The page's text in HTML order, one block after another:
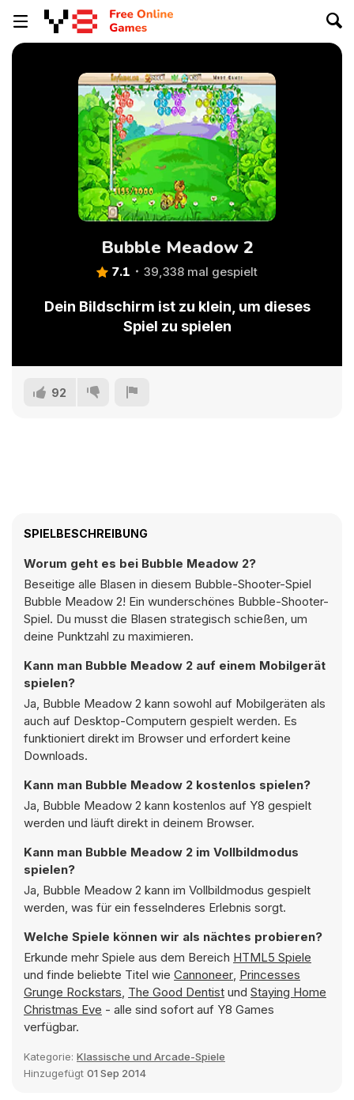
Bubble Meadow 2
7.1 39,338 mal gespielt
Dein Bildschirm ist zu klein, um dieses
Spiel zu spielen
92
SPIELBESCHREIBUNG
Worum geht es bei Bubble Meadow 2?
Beseitige alle Blasen in diesem Bubble-Shooter-Spiel
Bubble Meadow 2! Ein wunderschönes Bubble-Shooter-
Spiel. Du musst die Blasen strategisch schießen, um
deine Punktzahl zu maximieren.
Kann man Bubble Meadow 2 auf einem Mobilgerät
spielen?
Ja, Bubble Meadow 2 kann sowohl auf Mobilgeräten als
auch auf Desktop-Computern gespielt werden. Es
funktioniert direkt im Browser und erfordert keine
Downloads.
Kann man Bubble Meadow 2 kostenlos spielen?
Ja, Bubble Meadow 2 kann kostenlos auf Y8 gespielt
werden und läuft direkt in deinem Browser.
Kann man Bubble Meadow 2 im Vollbildmodus
spielen?
Ja, Bubble Meadow 2 kann im Vollbildmodus gespielt
werden, was für ein fesselnderes Erlebnis sorgt.
Welche Spiele können wir als nächtes probieren?
Erkunde mehr Spiele aus dem Bereich HTML5 Spiele
und finde beliebte Titel wie Cannoneer, Princesses
Grunge Rockstars, The Good Dentist und Staying Home
Christmas Eve - alle sind sofort auf Y8 Games
verfügbar.
Kategorie: Klassische und Arcade-Spiele
Hinzugefügt 01 Sep 2014